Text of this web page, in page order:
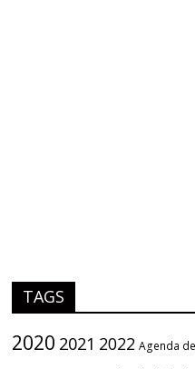
TAGS
2020 2021 2022 Agenda